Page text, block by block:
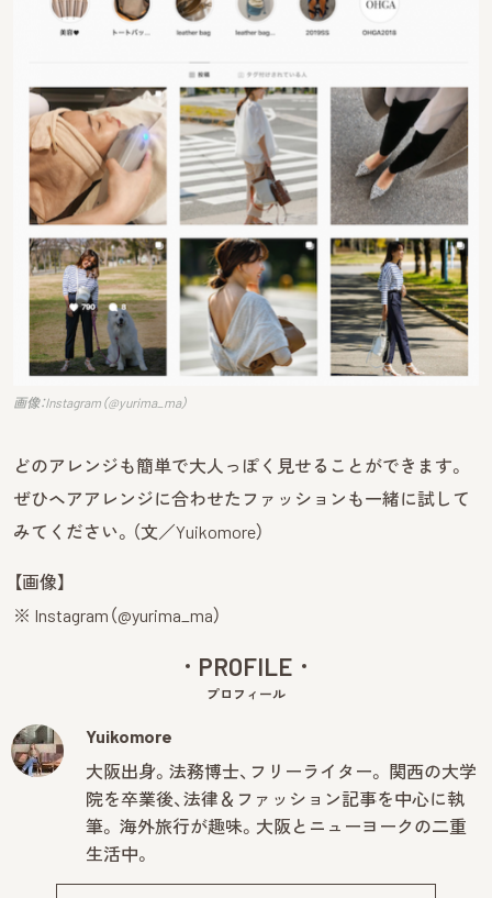
画像：Instagram（@yurima_ma）
どのアレンジも簡単で大人っぽく見せることができます。
ぜひヘアアレンジに合わせたファッションも一緒に試して
みてください。（文／Yuikomore）
【画像】
※ Instagram（@yurima_ma）
PROFILE
プロフィール
Yuikomore
大阪出身。法務博士、フリーライター。 関西の大学
院を卒業後、法律＆ファッション記事を中心に執
筆。 海外旅行が趣味。大阪とニューヨークの二重
生活中。